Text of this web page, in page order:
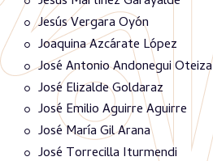
Jesús Vergara Oyón
Joaquina Azcárate López
José Antonio Andonegui Oteiza
José Elizalde Goldaraz
José Emilio Aguirre Aguirre
José María Gil Arana
José Torrecilla Iturmendi